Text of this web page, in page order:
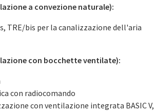
a convezione naturale):
TRE/bis per la canalizzazione dell'aria
con bocchette ventilate):
con radiocomando
con ventilazione integrata BASIC V,